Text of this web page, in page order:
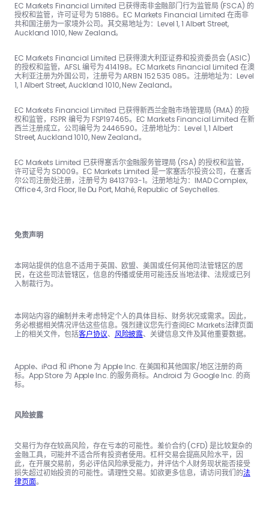
EC Markets Financial Limited 已获得南非金融部门行为监管局 (FSCA) 的
授权和监管，许可证号为 51886。EC Markets Financial Limited 在南非
共和国注册为一家境外公司。其交易地址为：Level 1, 1 Albert Street,
Auckland 1010, New Zealand。
EC Markets Financial Limited 已获得澳大利亚证券和投资委员会 (ASIC)
的授权和监管，AFSL 编号为 414198。EC Markets Financial Limited 在澳
大利亚注册为外国公司，注册号为 ARBN 152 535 085。注册地址为：Level
1, 1 Albert Street, Auckland 1010, New Zealand。
EC Markets Financial Limited 已获得新西兰金融市场管理局 (FMA) 的授
权和监管，FSPR 编号为 FSP197465。EC Markets Financial Limited 在新
西兰注册成立，公司编号为 2446590。注册地址为：Level 1, 1 Albert
Street, Auckland 1010, New Zealand。
EC Markets Limited 已获得塞舌尔金融服务管理局 (FSA) 的授权和监管，
许可证号为 SD009。EC Markets Limited 是一家塞舌尔投资公司，在塞舌
尔公司注册处注册，注册号为 8413793-1。注册地址为：IMAD Complex,
Office 4, 3rd Floor, Ile Du Port, Mahé, Republic of Seychelles.
免责声明
本网站提供的信息不适用于英国、欧盟、美国或任何其他司法管辖区的居
民，在这些司法管辖区，信息的传播或使用可能违反当地法律、法规或已列
入制裁行为。
本网站内容的编制并未考虑特定个人的具体目标、财务状况或需求。因此，
务必根据相关情况评估这些信息。强烈建议您先行查阅EC Markets法律页面
上的相关文件，包括客户协议、 风险披露、关键信息文件及其他重要数据。
Apple、iPad 和 iPhone 为 Apple Inc. 在美国和其他国家/地区注册的商
标。App Store 为 Apple Inc. 的服务商标。Android 为 Google Inc. 的商
标。
风险披露
交易行为存在较高风险，存在亏本的可能性。差价合约 (CFD) 是比较复杂的
金融工具，可能并不适合所有投资者使用。杠杆交易会提高风险水平，因
此，在开展交易前，务必评估风险承受能力，并评估个人财务现状能否接受
损失超过初始投资的可能性。请理性交易。如欲更多信息，请访问我们的法
律页面。